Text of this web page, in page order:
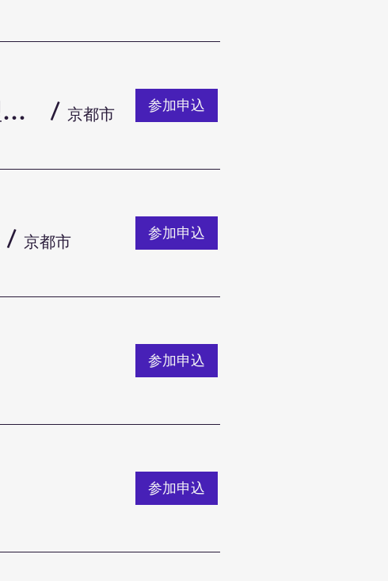
★ ゆりいか勉強会「子どものトラウマと心理支援」 / 京都市 参加申込
/ 京都市 参加申込
参加申込
参加申込